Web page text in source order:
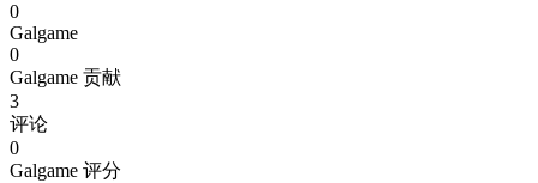
0
Galgame
0
Galgame 贡献
3
评论
0
Galgame 评分